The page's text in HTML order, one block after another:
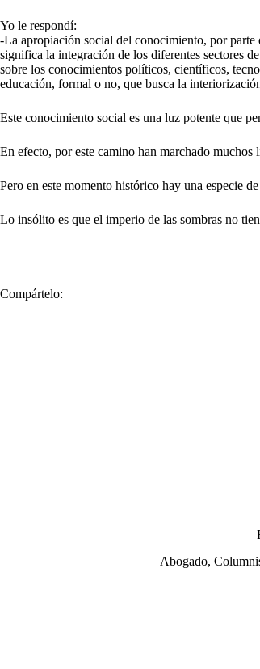
Yo le respondí:
-La apropiación social del conocimiento, por
significa la integración de los diferentes sectores
sobre los conocimientos políticos, científicos,
educación, formal o no, que busca la
Este conocimiento social es una luz potente que
En efecto, por este camino han marchado muchos
Pero en este momento histórico hay una especie
Lo insólito es que el imperio de las sombras no
Compártelo:
Abogado,